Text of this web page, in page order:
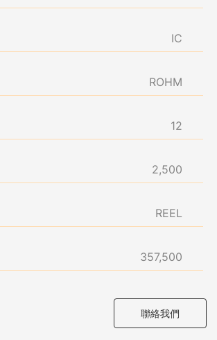
IC
ROHM
12
2,500
REEL
357,500
聯絡我們